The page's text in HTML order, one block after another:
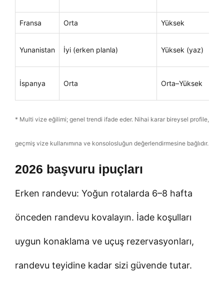
Fransa Orta Yüksek
Yunanistan İyi (erken planla) Yüksek (yaz)
İspanya Orta Orta–Yüksek
* Multi vize eğilimi; genel trendi ifade eder. Nihai karar bireysel profile,
geçmiş vize kullanımına ve konsolosluğun değerlendirmesine bağlıdır.
2026 başvuru ipuçları
Erken randevu: Yoğun rotalarda 6–8 hafta
önceden randevu kovalayın. İade koşulları
uygun konaklama ve uçuş rezervasyonları,
randevu teyidine kadar sizi güvende tutar.